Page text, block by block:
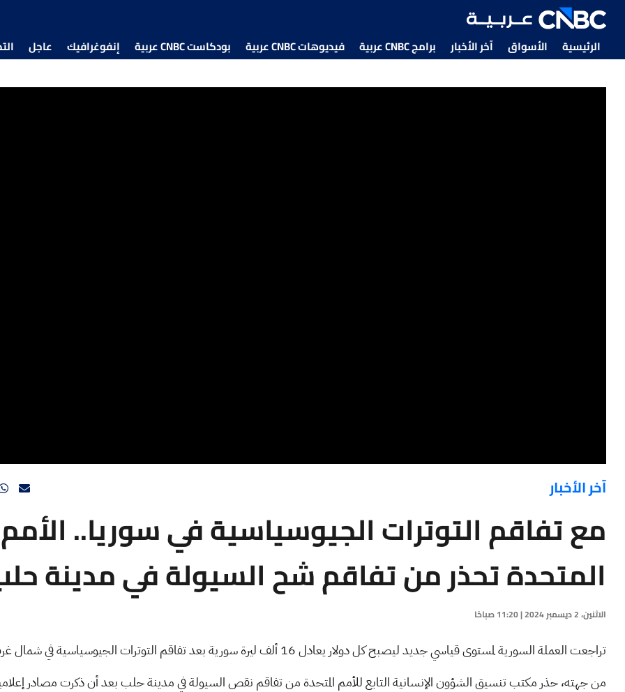
الرئيسية الأسواق آخر الأخبار برامج CNBC عربية فيديوهات CNBC عربية بودكاست CNBC عربية إنفوغرافيك عاجل
آخر الأخبار
مع تفاقم التوترات الجيوسياسية في سوريا.. الأمم
المتحدة تحذر من تفاقم شح السيولة في مدينة
الاثنين، 2 ديسمبر 2024 | 11:20 صباحًا
تراجعت العملة السورية لمستوى قياسي جديد ليصبح كل دولار يعادل 16 ألف ليرة سورية بعد تفاقم التوترات الجيوسياسية في شمال غرب سوريا.
من جهته، حذر مكتب تنسيق الشؤون الإنسانية التابع للأمم المتحدة من تفاقم نقص السيولة في مدينة حلب بعد أن ذكرت مصادر